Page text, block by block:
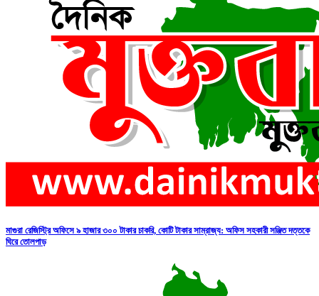
মাগুরা রেজিস্ট্রি অফিসে ৯ হাজার ৩০০ টাকার চাকরি, কোটি টাকার সাম্রাজ্য: অফিস সহকারী সঞ্জিত দত্তকে
ঘিরে তোলপাড়